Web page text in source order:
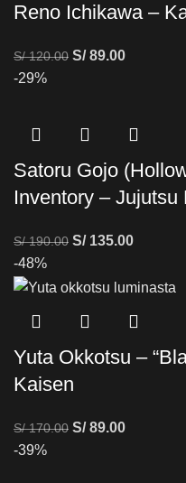
Reno Ichikawa –
S/120.00 S/89.00
-29%
Satoru Gojo
Inventory – Jujutsu
S/190.00 S/135.00
-48%
Yuta Okkotsu –
Kaisen
S/170.00 S/89.00
-39%